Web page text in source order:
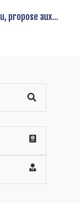
propose aux...